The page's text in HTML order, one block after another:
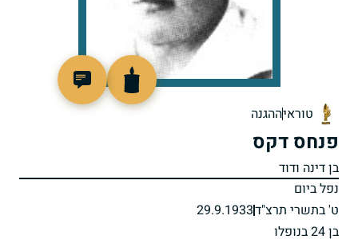
טוראיההגנה
פנחס דקס
בן דינה ודוד
נפל ביום
ט' בתשרי תרצ"ד29.9.1933
בן 24 בנופלו